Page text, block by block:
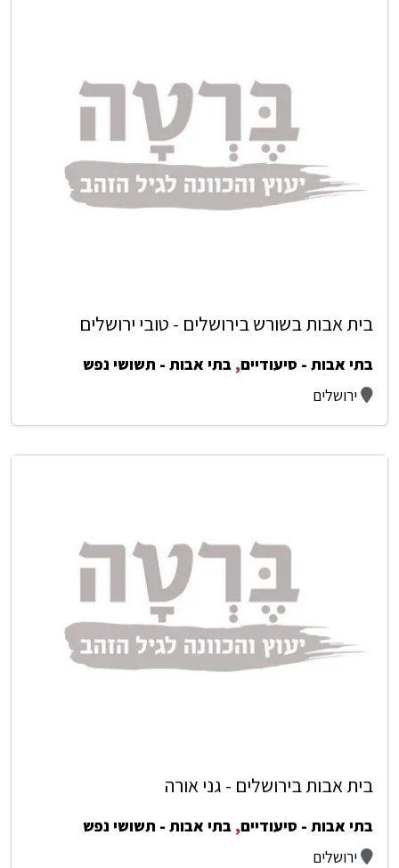
בית אבות בשורש בירושלים - טובי ירושלים
בתי אבות - סיעודיים, בתי אבות - תשושי נפש
ירושלים
בית אבות בירושלים - גני אורה
בתי אבות - סיעודיים, בתי אבות - תשושי נפש
ירושלים